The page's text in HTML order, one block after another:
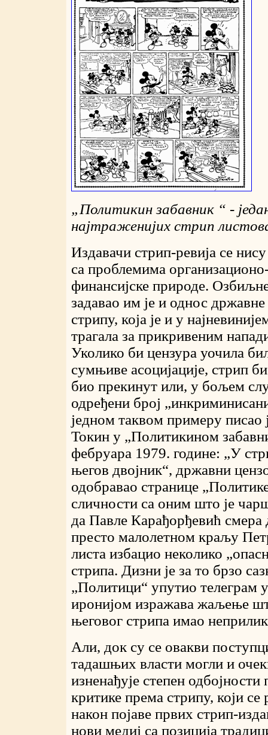
„ Политикин забавник “ -
најтраженијих стрип
Издавачи стрип-ревија се
са проблемима
финансијске природе.
задавао им је и однос
стрипу, која је и у
трагала за прикривеним
Уколико би цензура уочила
сумњиве асоцијације, стрип
био прекинут или, у бољем
одређени број
једном таквом примеру писао
Токин у „Политикином
фебруара 1979. године: „У
његов двојник“, државни
одобравао странице
сличности са оним што је
да Павле Карађорђевић смера
престо малолетном краљу
листа избацио неколико
стрипа. Дизни је за то брзо
„Политици“ упутио телеграм
иронијом изражава жаљење
његовог стрипа имао
Али, док су се овакви
тадашњих власти могли и
изненађује степен одбојности
критике према стрипу, који се
након појаве првих стрип-
нови медиј са позиција